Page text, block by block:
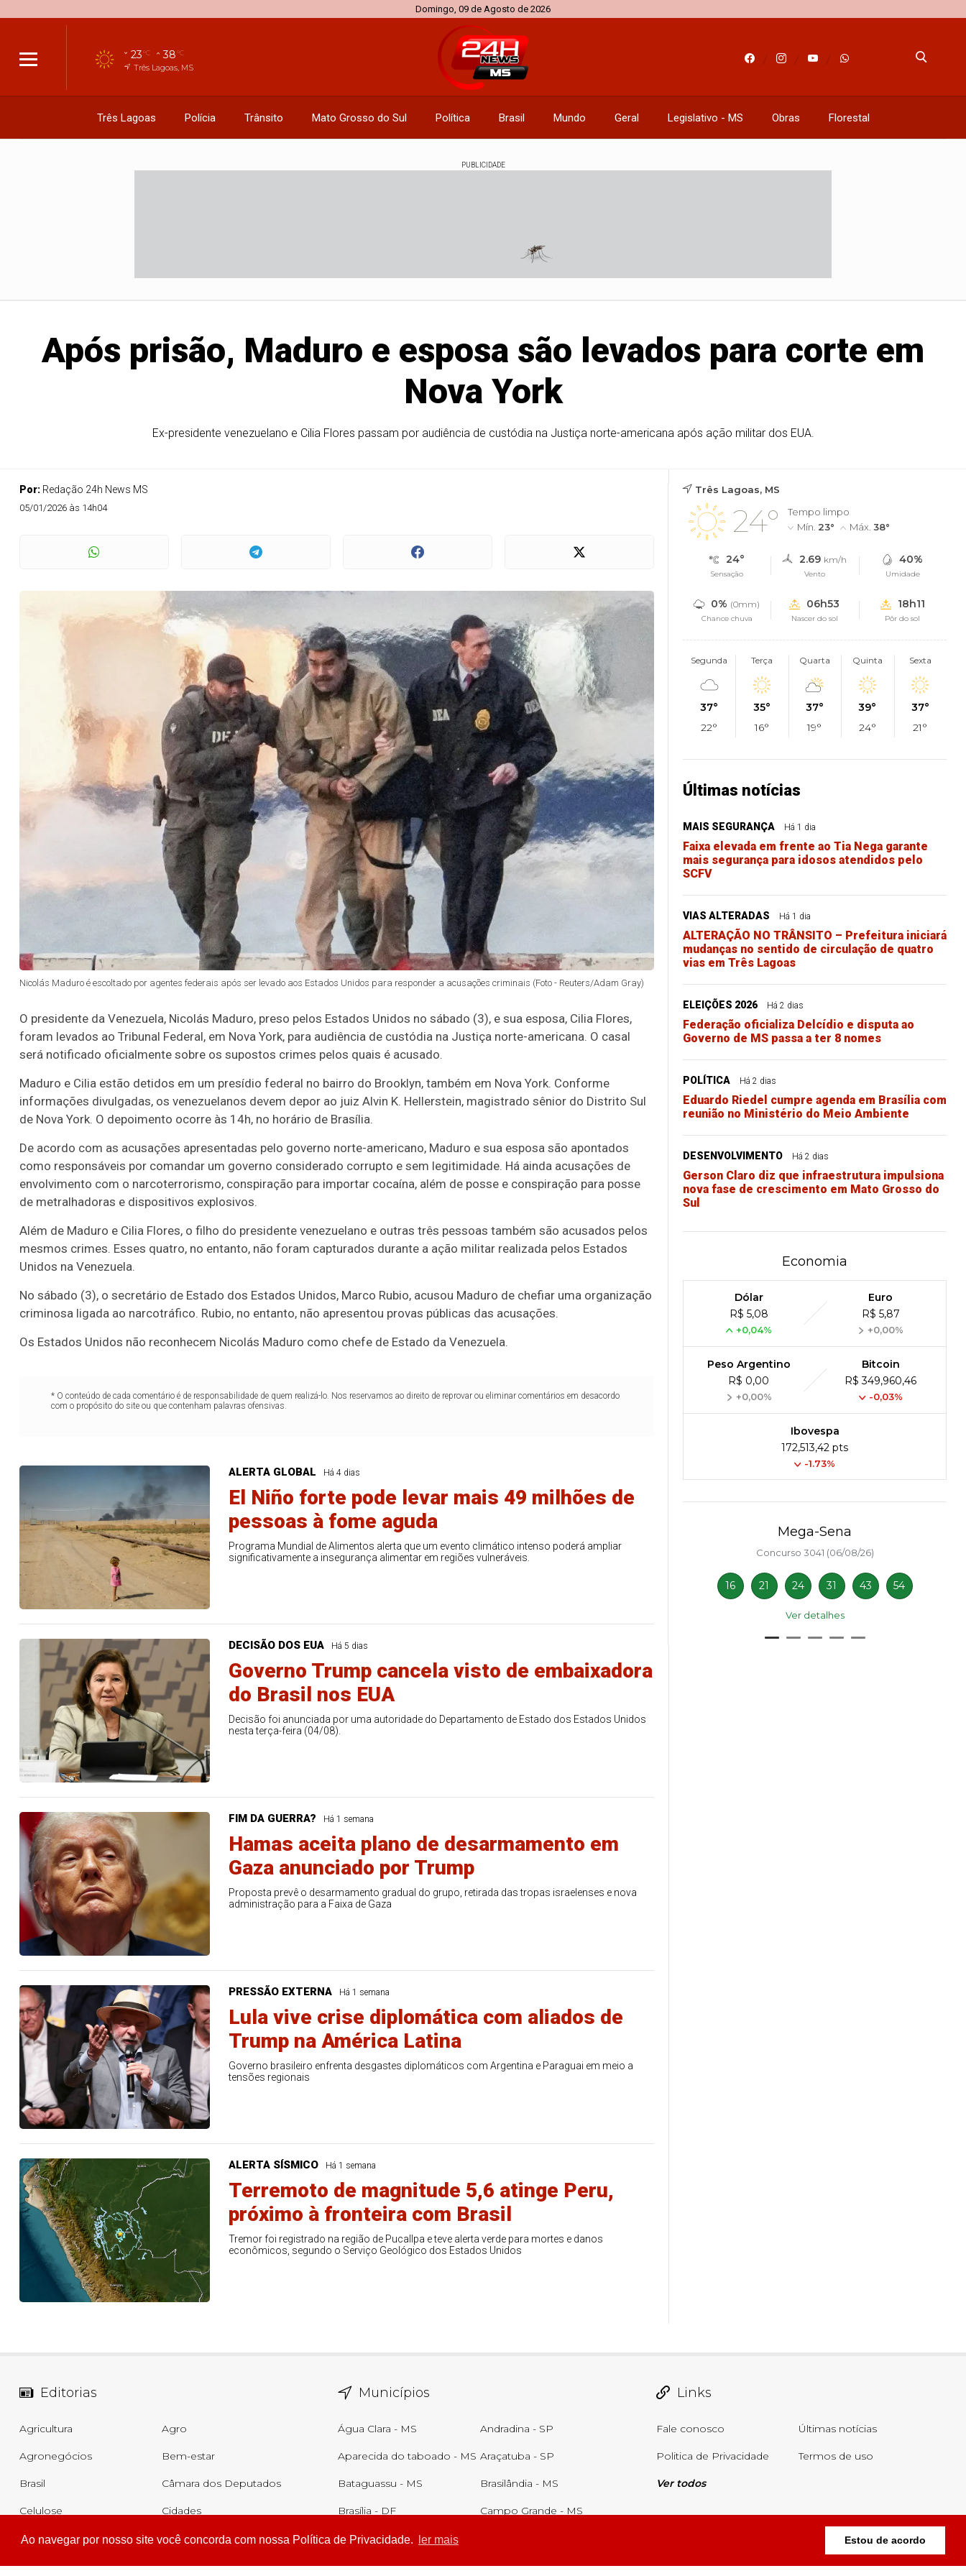
Ao navegar por nosso site você concorda com nossa Política de Privacidade. ler mais Estou de acordo
Domingo, 09 de Agosto de 2026
23°C 38°C
Três Lagoas, MS
Três Lagoas Polícia Trânsito Mato Grosso do Sul Política Brasil Mundo Geral Legislativo - MS Obras Florestal
PUBLICIDADE
Após prisão, Maduro e esposa são levados para corte em
Nova York
Ex-presidente venezuelano e Cilia Flores passam por audiência de custódia na Justiça norte-americana após ação militar dos EUA.
Por: Redação 24h News MS
05/01/2026 às 14h04
Nicolás Maduro é escoltado por agentes federais após ser levado aos Estados Unidos para responder a acusações criminais (Foto - Reuters/Adam Gray)
O presidente da Venezuela, Nicolás Maduro, preso pelos Estados Unidos no sábado (3), e sua esposa, Cilia Flores,
foram levados ao Tribunal Federal, em Nova York, para audiência de custódia na Justiça norte-americana. O casal
será notificado oficialmente sobre os supostos crimes pelos quais é acusado.
Maduro e Cilia estão detidos em um presídio federal no bairro do Brooklyn, também em Nova York. Conforme
informações divulgadas, os venezuelanos devem depor ao juiz Alvin K. Hellerstein, magistrado sênior do Distrito Sul
de Nova York. O depoimento ocorre às 14h, no horário de Brasília.
De acordo com as acusações apresentadas pelo governo norte-americano, Maduro e sua esposa são apontados
como responsáveis por comandar um governo considerado corrupto e sem legitimidade. Há ainda acusações de
envolvimento com o narcoterrorismo, conspiração para importar cocaína, além de posse e conspiração para posse
de metralhadoras e dispositivos explosivos.
Além de Maduro e Cilia Flores, o filho do presidente venezuelano e outras três pessoas também são acusados pelos
mesmos crimes. Esses quatro, no entanto, não foram capturados durante a ação militar realizada pelos Estados
Unidos na Venezuela.
No sábado (3), o secretário de Estado dos Estados Unidos, Marco Rubio, acusou Maduro de chefiar uma organização
criminosa ligada ao narcotráfico. Rubio, no entanto, não apresentou provas públicas das acusações.
Os Estados Unidos não reconhecem Nicolás Maduro como chefe de Estado da Venezuela.
* O conteúdo de cada comentário é de responsabilidade de quem realizá-lo. Nos reservamos ao direito de reprovar ou eliminar comentários em desacordo
com o propósito do site ou que contenham palavras ofensivas.
ALERTA GLOBAL Há 4 dias
El Niño forte pode levar mais 49 milhões de
pessoas à fome aguda
Programa Mundial de Alimentos alerta que um evento climático intenso poderá ampliar
significativamente a insegurança alimentar em regiões vulneráveis.
DECISÃO DOS EUA Há 5 dias
Governo Trump cancela visto de embaixadora
do Brasil nos EUA
Decisão foi anunciada por uma autoridade do Departamento de Estado dos Estados Unidos
nesta terça-feira (04/08).
FIM DA GUERRA? Há 1 semana
Hamas aceita plano de desarmamento em
Gaza anunciado por Trump
Proposta prevê o desarmamento gradual do grupo, retirada das tropas israelenses e nova
administração para a Faixa de Gaza
PRESSÃO EXTERNA Há 1 semana
Lula vive crise diplomática com aliados de
Trump na América Latina
Governo brasileiro enfrenta desgastes diplomáticos com Argentina e Paraguai em meio a
tensões regionais
ALERTA SÍSMICO Há 1 semana
Terremoto de magnitude 5,6 atinge Peru,
próximo à fronteira com Brasil
Tremor foi registrado na região de Pucallpa e teve alerta verde para mortes e danos
econômicos, segundo o Serviço Geológico dos Estados Unidos
Três Lagoas, MS
24°
Tempo limpo
Mín. 23° Máx. 38°
24°
Sensação
2.69 km/h
Vento
40%
Umidade
0% (0mm)
Chance chuva
06h53
Nascer do sol
18h11
Pôr do sol
Segunda
37°
22°
Terça
35°
16°
Quarta
37°
19°
Quinta
39°
24°
Sexta
37°
21°
Últimas notícias
MAIS SEGURANÇA Há 1 dia
Faixa elevada em frente ao Tia Nega garante
mais segurança para idosos atendidos pelo
SCFV
VIAS ALTERADAS Há 1 dia
ALTERAÇÃO NO TRÂNSITO – Prefeitura iniciará
mudanças no sentido de circulação de quatro
vias em Três Lagoas
ELEIÇÕES 2026 Há 2 dias
Federação oficializa Delcídio e disputa ao
Governo de MS passa a ter 8 nomes
POLÍTICA Há 2 dias
Eduardo Riedel cumpre agenda em Brasília com
reunião no Ministério do Meio Ambiente
DESENVOLVIMENTO Há 2 dias
Gerson Claro diz que infraestrutura impulsiona
nova fase de crescimento em Mato Grosso do
Sul
Economia
Dólar
R$ 5,08
+0,04%
Euro
R$ 5,87
+0,00%
Peso Argentino
R$ 0,00
+0,00%
Bitcoin
R$ 349,960,46
-0,03%
Ibovespa
172,513,42 pts
-1.73%
3756 (07/08/26)
06 09 10 11
22
detalhes
Lotomania
Concurso 2960 (07/08/26)
11
65 69 78 88 91
Ver detalhes
Concurso 2993 (07/08/26)
Mega-Sena
Concurso 3041 (06/08/26)
16 21 24 31 43 54
Ver detalhes
Editorias
Agricultura Agro
Agronegócios Bem-estar
Brasil Câmara dos Deputados
Celulose Cidades
Comércio Cotidiano
Ver todas
Municípios
Água Clara - MS Andradina - SP
Aparecida do taboado - MS Araçatuba - SP
Bataguassu - MS Brasilândia - MS
Brasília - DF Campo Grande - MS
Castilho - SP
Ver todos
Links
Fale conosco Últimas notícias
Politica de Privacidade Termos de uso
Ver todos